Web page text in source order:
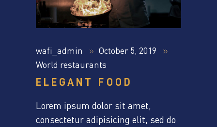
wafi_admin
October 5, 2019
World restaurants
ELEGANT FOOD
Lorem ipsum dolor sit amet,
consectetur adipisicing elit, sed do